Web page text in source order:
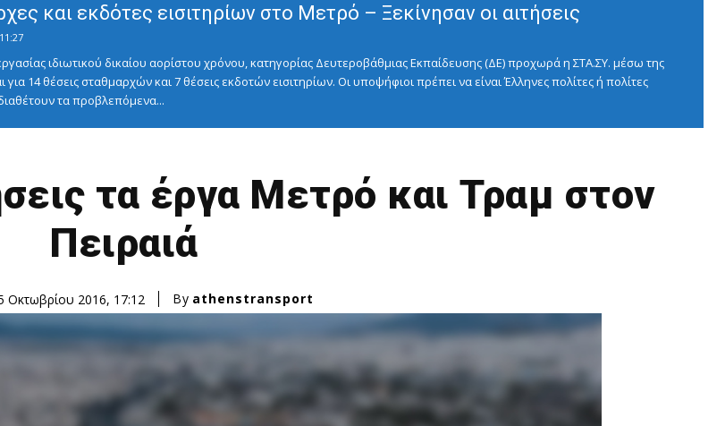
και εκδότες εισιτηρίων στο Μετρό – Ξεκίνησαν οι αιτήσεις
ιδιωτικού δικαίου αορίστου χρόνου, κατηγορίας Δευτεροβάθμιας Εκπαίδευσης (ΔΕ) προχωρά η ΣΤΑ.ΣΥ. μέσω της
14 θέσεις σταθμαρχών και 7 θέσεις εκδοτών εισιτηρίων. Οι υποψήφιοι πρέπει να είναι Έλληνες πολίτες ή πολίτες
τα προβλεπόμενα...
τα έργα Μετρό και Τραμ στον
Πειραιά
Οκτωβρίου 2016, 17:12 By athenstransport